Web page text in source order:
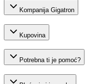
Kompanija Gigatron
Kupovina
Potrebna ti je pomoć?